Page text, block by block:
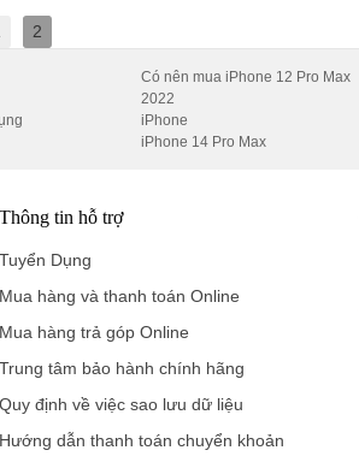
2
Có nên mua iPhone 12 Pro Max
2022
iPhone
iPhone 14 Pro Max
Thông tin hỗ trợ
Tuyển Dụng
Mua hàng và thanh toán Online
Mua hàng trả góp Online
Trung tâm bảo hành chính hãng
Quy định về việc sao lưu dữ liệu
Hướng dẫn thanh toán chuyển khoản